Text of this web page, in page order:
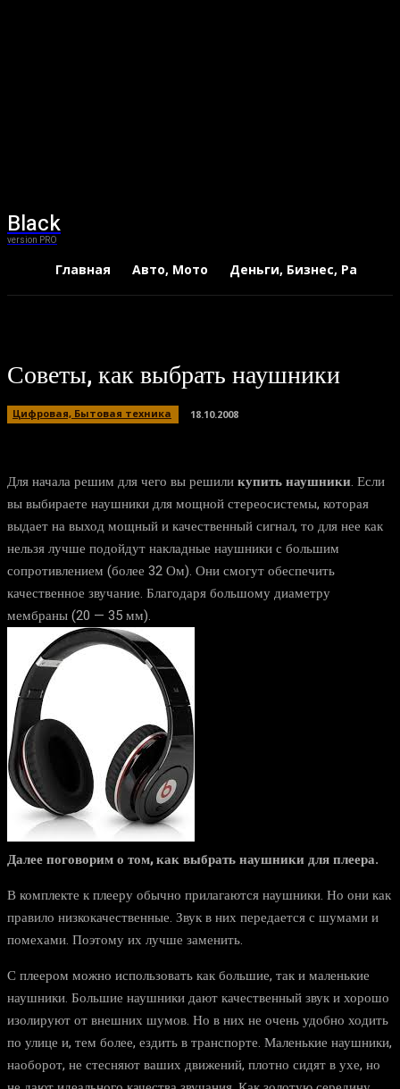
Black
version PRO
Главная Авто, Мото Деньги, Бизнес, Работа
Советы, как выбрать наушники
Цифровая, Бытовая техника 18.10.2008
Для начала решим для чего вы решиликупить наушники. Если
вы выбираете наушники для мощной стереосистемы, которая
выдает на выход мощный и качественный сигнал, то для нее как
нельзя лучше подойдут накладные наушники с большим
сопротивлением (более 32 Ом). Они смогут обеспечить
качественное звучание. Благодаря большому диаметру
мембраны (20 — 35 мм).
Далее поговорим о том, как выбрать наушники для плеера.
В комплекте к плееру обычно прилагаются наушники. Но они как
правило низкокачественные. Звук в них передается с шумами и
помехами. Поэтому их лучше заменить.
С плеером можно использовать как большие, так и маленькие
наушники. Большие наушники дают качественный звук и хорошо
изолируют от внешних шумов. Но в них не очень удобно ходить
по улице и, тем более, ездить в транспорте. Маленькие наушники,
наоборот, не стесняют ваших движений, плотно сидят в ухе, но